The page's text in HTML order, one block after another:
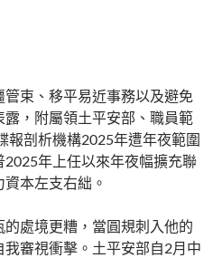
束、移平易近事務以及避免
，附屬領土平安部、職員範
報剖析機構2025年遭年夜範圍
年上任以來年夜幅擴充聯
本左支右絀。
處境更糟，當圓規刺入他的
審視衝擊。土平安部自2月中